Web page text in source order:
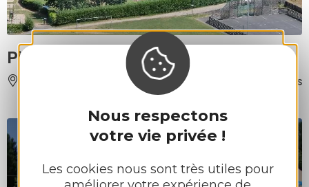
Nous respectons
votre vie privée !
Les cookies nous sont très utiles pour
Piscine d'Entraygues
ENTRAYGUES-SUR-TRUYÈRE À 8 KM DE SÉNERGUES